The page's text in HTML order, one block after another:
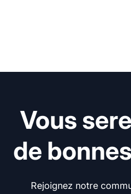
Vous
de
Rejoignez notre